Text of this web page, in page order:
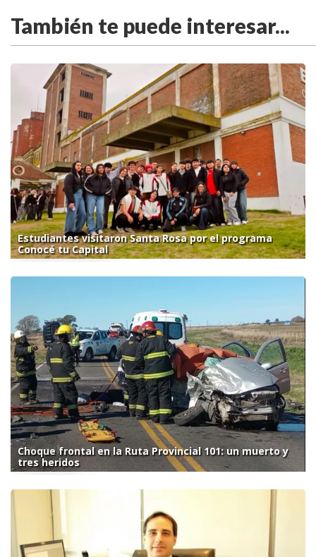
También te puede interesar...
Estudiantes visitaron Santa Rosa por el programa
Conocé tu Capital
Choque frontal en la Ruta Provincial 101: un muerto y
tres heridos